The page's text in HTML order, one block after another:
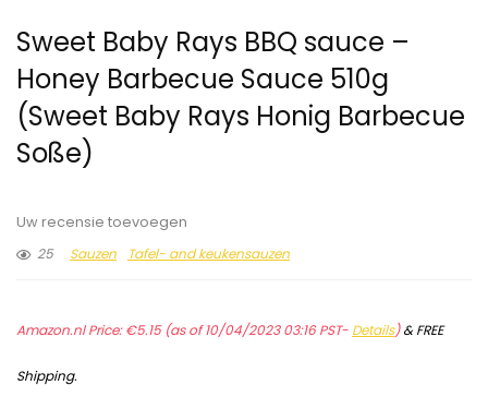
Sweet Baby Rays BBQ sauce –
Honey Barbecue Sauce 510g
(Sweet Baby Rays Honig Barbecue
Soße)
Uw recensie toevoegen
25
Sauzen Tafel- and keukensauzen
Amazon.nl Price:€5.15(as of 10/04/2023 03:16 PST- Details)&FREE
Shipping.